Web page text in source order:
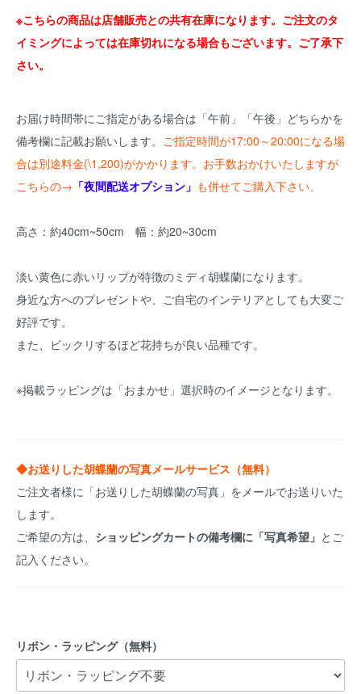
※こちらの商品は店舗販売との共有在庫になります。ご注文のタ
イミングによっては在庫切れになる場合もございます。ご了承下
さい。
お届け時間帯にご指定がある場合は「午前」「午後」どちらかを
備考欄に記載お願いします。 ご指定時間が17:00～20:00になる場
合は別途料金(\1,200)がかかります。お手数おかけいたしますが
こちらの→ 「夜間配送オプション」 も併せてご購入下さい。
高さ：約40cm~50cm 幅：約20~30cm
淡い黄色に赤いリップが特徴のミディ胡蝶蘭になります。
身近な方へのプレゼントや、ご自宅のインテリアとしても大変ご
好評です。
また、ビックリするほど花持ちが良い品種です。
※掲載ラッピングは「おまかせ」選択時のイメージとなります。
◆お送りした胡蝶蘭の写真メールサービス（無料）
ご注文者様に「お送りした胡蝶蘭の写真」をメールでお送りいた
します。
ご希望の方は、 ショッピングカートの備考欄に「写真希望」 とご
記入ください。
リボン・ラッピング（無料）